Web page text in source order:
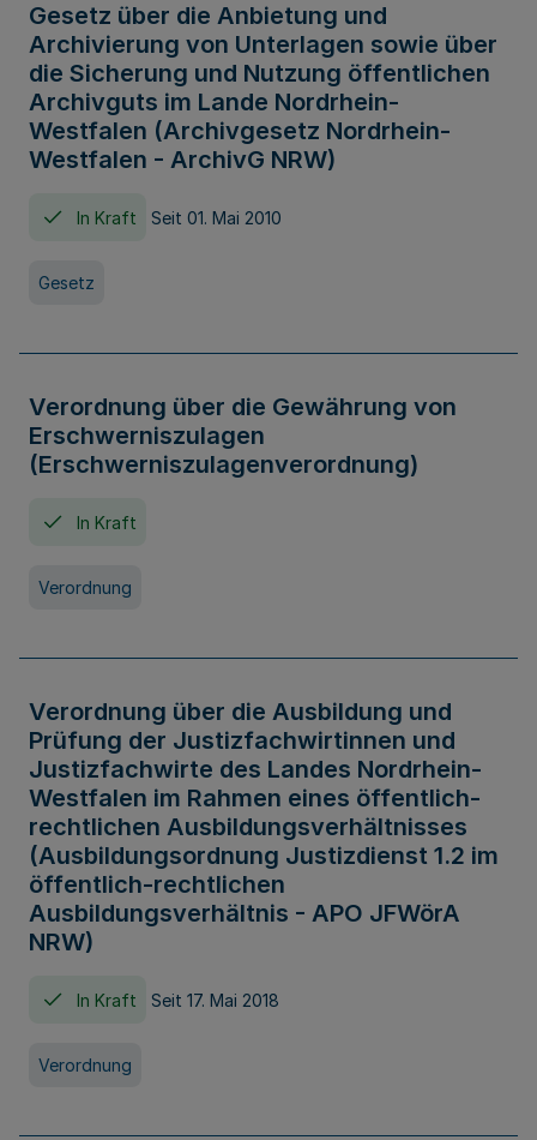
Gesetz über die Anbietung und
Archivierung von Unterlagen sowie über
die Sicherung und Nutzung öffentlichen
Archivguts im Lande Nordrhein-
Westfalen (Archivgesetz Nordrhein-
Westfalen - ArchivG NRW)
In Kraft Seit 01. Mai 2010
Gesetz
Verordnung über die Gewährung von
Erschwerniszulagen
(Erschwerniszulagenverordnung)
In Kraft
Verordnung
Verordnung über die Ausbildung und
Prüfung der Justizfachwirtinnen und
Justizfachwirte des Landes Nordrhein-
Westfalen im Rahmen eines öffentlich-
rechtlichen Ausbildungsverhältnisses
(Ausbildungsordnung Justizdienst 1.2 im
öffentlich-rechtlichen
Ausbildungsverhältnis - APO JFWörA
NRW)
In Kraft Seit 17. Mai 2018
Verordnung